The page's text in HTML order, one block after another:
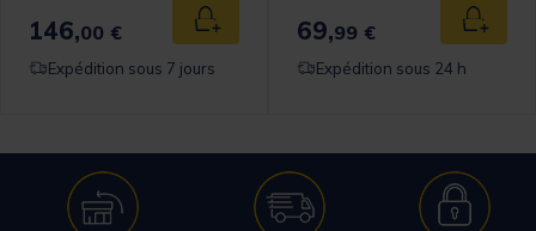
panier
146,00 € Ajouter au panier
Expédition sous 7 jours
69,99 €
Expédition sous 24 h